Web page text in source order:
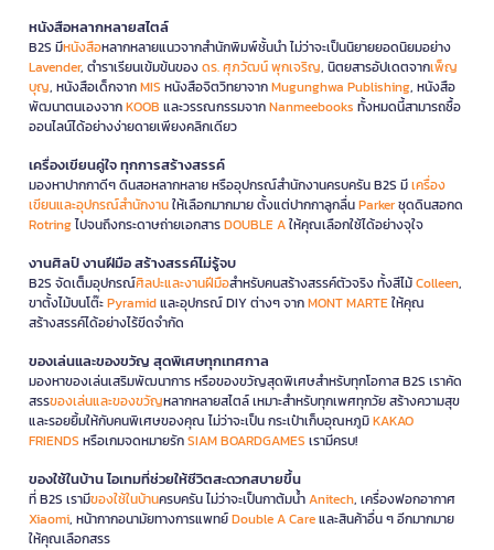
หนังสือหลากหลายสไตล์
B2S มีหนังสือหลากหลายแนวจากสำนักพิมพ์ชั้นนำ ไม่ว่าจะเป็นนิยายยอดนิยมอย่าง
Lavender, ตำราเรียนเข้มข้นของดร. ศุภวัฒน์ พุกเจริญ, นิตยสารอัปเดตจากเพ็ญ
บุญ, หนังสือเด็กจากMIS หนังสือจิตวิทยาจากMugunghwa Publishing, หนังสือ
พัฒนาตนเองจากKOOB และวรรณกรรมจากNanmeebooks ทั้งหมดนี้สามารถซื้อ
ออนไลน์ได้อย่างง่ายดายเพียงคลิกเดียว
เครื่องเขียนคู่ใจ ทุกการสร้างสรรค์
มองหาปากกาดีๆ ดินสอหลากหลาย หรืออุปกรณ์สำนักงานครบครัน B2S มีเครื่อง
เขียนและอุปกรณ์สำนักงานให้เลือกมากมาย ตั้งแต่ปากกาลูกลื่นParkerชุดดินสอกด
Rotringไปจนถึงกระดาษถ่ายเอกสารDOUBLE Aให้คุณเลือกใช้ได้อย่างจุใจ
งานศิลป์ งานฝีมือ สร้างสรรค์ไม่รู้จบ
B2S จัดเต็มอุปกรณ์ศิลปะและงานฝีมือสำหรับคนสร้างสรรค์ตัวจริง ทั้งสีไม้Colleen,
ขาตั้งไม้บนโต๊ะPyramidและอุปกรณ์ DIY ต่างๆ จากMONT MARTEให้คุณ
สร้างสรรค์ได้อย่างไร้ขีดจำกัด
ของเล่นและของขวัญ สุดพิเศษทุกเทศกาล
มองหาของเล่นเสริมพัฒนาการ หรือของขวัญสุดพิเศษสำหรับทุกโอกาส B2S เราคัด
สรรของเล่นและของขวัญหลากหลายสไตล์ เหมาะสำหรับทุกเพศทุกวัย สร้างความสุข
และรอยยิ้มให้กับคนพิเศษของคุณ ไม่ว่าจะเป็น กระเป๋าเก็บอุณหภูมิKAKAO
FRIENDS หรือเกมจดหมายรักSIAM BOARDGAMES เรามีครบ!
ของใช้ในบ้าน ไอเทมที่ช่วยให้ชีวิตสะดวกสบายขึ้น
ที่ B2S เรามีของใช้ในบ้านครบครัน ไม่ว่าจะเป็นกาต้มน้ำAnitech, เครื่องฟอกอากาศ
Xiaomi, หน้ากากอนามัยทางการแพทย์Double A Careและสินค้าอื่น ๆ อีกมากมาย
ให้คุณเลือกสรร